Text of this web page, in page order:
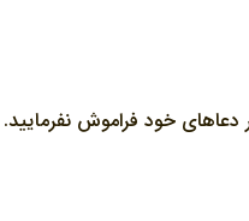
خود فراموش نفرمایید.